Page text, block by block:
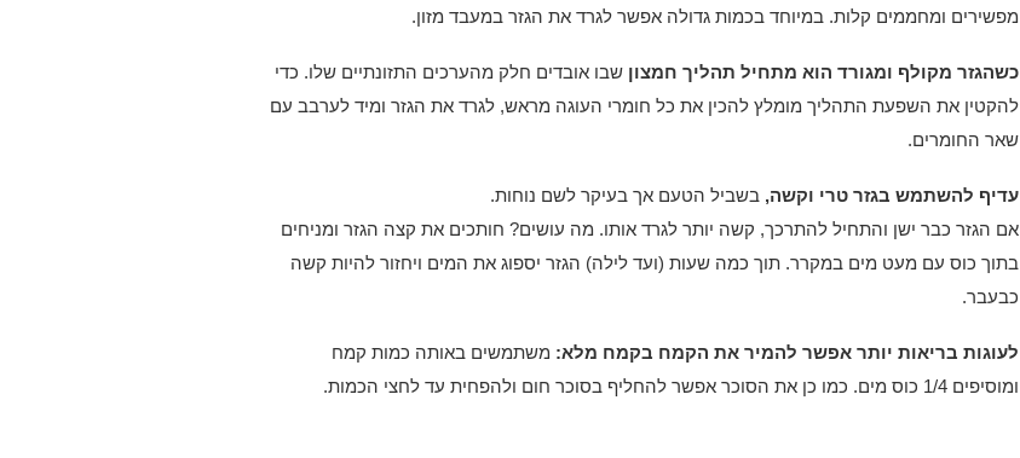
מפשירים ומחממים קלות. במיוחד בכמות גדולה אפשר לגרד את הגזר במעבד מזון.
כשהגזר מקולף ומגורד הוא מתחיל תהליך חמצון שבו אובדים חלק מהערכים התזונתיים שלו. כדי
להקטין את השפעת התהליך מומלץ להכין את כל חומרי העוגה מראש, לגרד את הגזר ומיד לערבב עם
שאר החומרים.
עדיף להשתמש בגזר טרי וקשה, בשביל הטעם אך בעיקר לשם נוחות.
אם הגזר כבר ישן והתחיל להתרכך, קשה יותר לגרד אותו. מה עושים? חותכים את קצה הגזר ומניחים
בתוך כוס עם מעט מים במקרר. תוך כמה שעות (ועד לילה) הגזר יספוג את המים ויחזור להיות קשה
כבעבר.
לעוגות בריאות יותר אפשר להמיר את הקמח בקמח מלא: משתמשים באותה כמות קמח
ומוסיפים 1/4 כוס מים. כמו כן את הסוכר אפשר להחליף בסוכר חום ולהפחית עד לחצי הכמות.